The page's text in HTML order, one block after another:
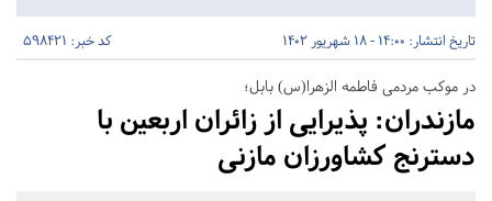
تاریخ انتشار: 14:00 - 18 شهریور 1402 کد خبر: 598421
در موکب مردمی فاطمه الزهرا(س) بابل؛
مازندران: پذیرایی از زائران اربعین با
دسترنج کشاورزان مازنی